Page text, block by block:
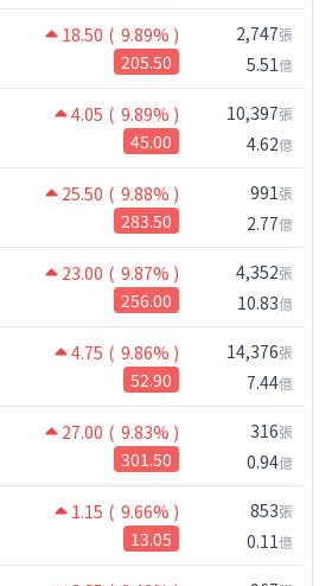
18.50 ( 9.89% )
205.50
2,747張
5.51億
4.05 ( 9.89% )
45.00
10,397張
4.62億
25.50 ( 9.88% )
283.50
991張
2.77億
23.00 ( 9.87% )
256.00
4,352張
10.83億
4.75 ( 9.86% )
52.90
14,376張
7.44億
27.00 ( 9.83% )
301.50
316張
0.94億
1.15 ( 9.66% )
13.05
853張
0.11億